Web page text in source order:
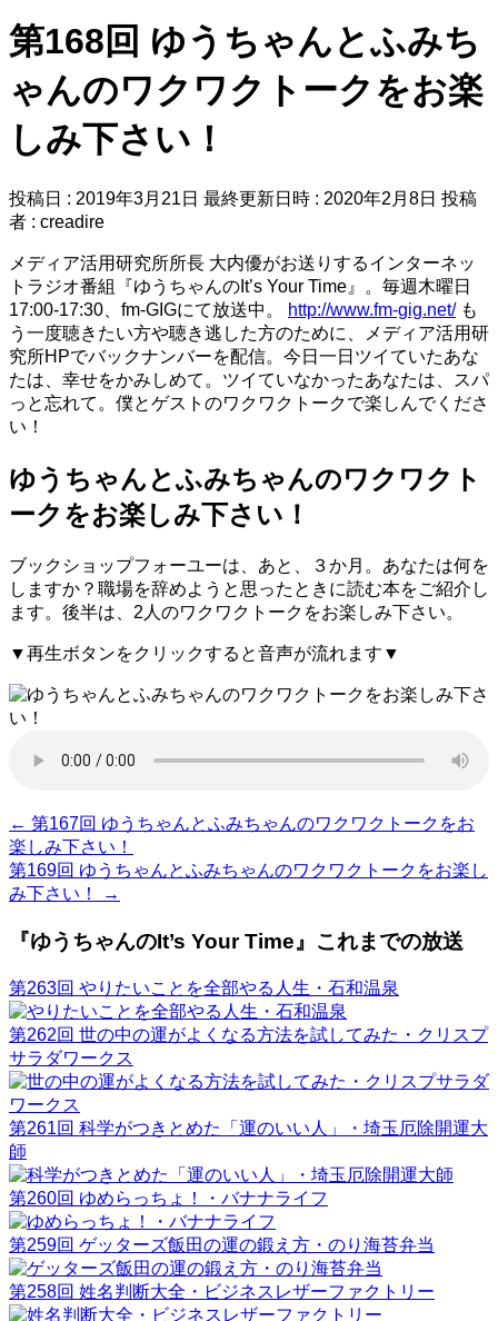
第168回 ゆうちゃんとふみち
ゃんのワクワクトークをお楽
しみ下さい！
投稿日 : 2019年3月21日 最終更新日時 : 2020年2月8日 投稿
者 : creadire
メディア活用研究所所長 大内優がお送りするインターネッ
トラジオ番組『ゆうちゃんのIt’s Your Time』。毎週木曜日
17:00-17:30、fm-GIGにて放送中。
http://www.fm-gig.net/も
う一度聴きたい方や聴き逃した方のために、メディア活用研
究所HPでバックナンバーを配信。今日一日ツイていたあな
たは、幸せをかみしめて。ツイていなかったあなたは、スパ
っと忘れて。僕とゲストのワクワクトークで楽しんでくださ
い！
ゆうちゃんとふみちゃんのワクワクト
ークをお楽しみ下さい！
ブックショップフォーユーは、あと、３か月。あなたは何を
しますか？職場を辞めようと思ったときに読む本をご紹介し
ます。後半は、2人のワクワクトークをお楽しみ下さい。
▼再生ボタンをクリックすると音声が流れます▼
← 第167回 ゆうちゃんとふみちゃんのワクワクトークをお
楽しみ下さい！
第169回 ゆうちゃんとふみちゃんのワクワクトークをお楽し
み下さい！
→
『ゆうちゃんのIt’s Your Time』これまでの放送
第263回 やりたいことを全部やる人生・石和温泉
第262回 世の中の運がよくなる方法を試してみた・クリスプ
サラダワークス
第261回 科学がつきとめた「運のいい人」・埼玉厄除開運大
師
第260回 ゆめらっちょ！・バナナライフ
第259回 ゲッターズ飯田の運の鍛え方・のり海苔弁当
第258回 姓名判断大全・ビジネスレザーファクトリー